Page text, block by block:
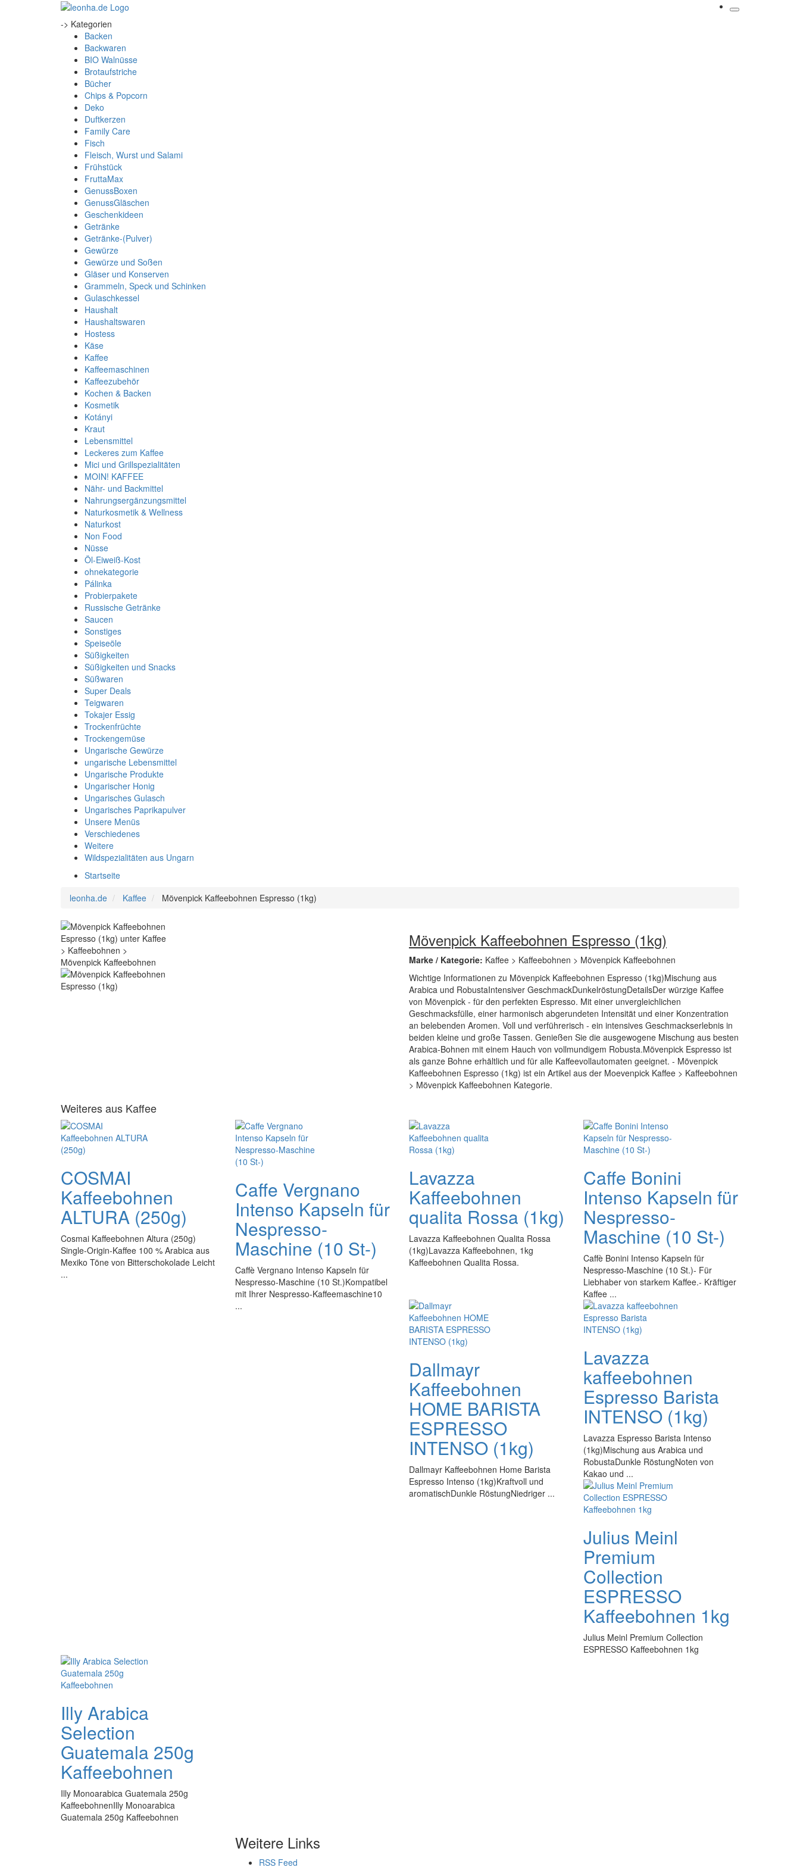
-> Kategorien
Backen
Backwaren
BIO Walnüsse
Brotaufstriche
Bücher
Chips & Popcorn
Deko
Duftkerzen
Family Care
Fisch
Fleisch, Wurst und Salami
Frühstück
FruttaMax
GenussBoxen
GenussGläschen
Geschenkideen
Getränke
Getränke-(Pulver)
Gewürze
Gewürze und Soßen
Gläser und Konserven
Grammeln, Speck und Schinken
Gulaschkessel
Haushalt
Haushaltswaren
Hostess
Käse
Kaffee
Kaffeemaschinen
Kaffeezubehör
Kochen & Backen
Kosmetik
Kotányi
Kraut
Lebensmittel
Leckeres zum Kaffee
Mici und Grillspezialitäten
MOIN! KAFFEE
Nähr- und Backmittel
Nahrungsergänzungsmittel
Naturkosmetik & Wellness
Naturkost
Non Food
Nüsse
Öl-Eiweiß-Kost
ohnekategorie
Pálinka
Probierpakete
Russische Getränke
Saucen
Sonstiges
Speiseöle
Süßigkeiten
Süßigkeiten und Snacks
Süßwaren
Super Deals
Teigwaren
Tokajer Essig
Trockenfrüchte
Trockengemüse
Ungarische Gewürze
ungarische Lebensmittel
Ungarische Produkte
Ungarischer Honig
Ungarisches Gulasch
Ungarisches Paprikapulver
Unsere Menüs
Verschiedenes
Weitere
Wildspezialitäten aus Ungarn
Startseite
leonha.de
Kaffee Mövenpick Kaffeebohnen Espresso (1kg)
Mövenpick Kaffeebohnen Espresso (1kg)
Marke / Kategorie: Kaffee > Kaffeebohnen > Mövenpick Kaffeebohnen
Wichtige Informationen zu Mövenpick Kaffeebohnen Espresso (1kg)Mischung aus
Arabica und RobustaIntensiver GeschmackDunkelröstungDetailsDer würzige Kaffee
von Mövenpick - für den perfekten Espresso. Mit einer unvergleichlichen
Geschmacksfülle, einer harmonisch abgerundeten Intensität und einer Konzentration
an belebenden Aromen. Voll und verführerisch - ein intensives Geschmackserlebnis in
beiden kleine und große Tassen. Genießen Sie die ausgewogene Mischung aus besten
Arabica-Bohnen mit einem Hauch von vollmundigem Robusta.Mövenpick Espresso ist
als ganze Bohne erhältlich und für alle Kaffeevollautomaten geeignet. - Mövenpick
Kaffeebohnen Espresso (1kg) ist ein Artikel aus der Moevenpick Kaffee > Kaffeebohnen
> Mövenpick Kaffeebohnen Kategorie.
Weiteres aus Kaffee
COSMAI
Kaffeebohnen
ALTURA (250g)
Cosmai Kaffeebohnen Altura (250g)
Single-Origin-Kaffee 100 % Arabica aus
Mexiko Töne von Bitterschokolade Leicht
...
Caffe Vergnano
Intenso Kapseln für
Nespresso-
Maschine (10 St-)
Caffè Vergnano Intenso Kapseln für
Nespresso-Maschine (10 St.)Kompatibel
mit Ihrer Nespresso-Kaffeemaschine10
...
Lavazza
Kaffeebohnen
qualita Rossa (1kg)
Lavazza Kaffeebohnen Qualita Rossa
(1kg)Lavazza Kaffeebohnen, 1kg
Kaffeebohnen Qualita Rossa.
Caffe Bonini
Intenso Kapseln für
Nespresso-
Maschine (10 St-)
Caffè Bonini Intenso Kapseln für
Nespresso-Maschine (10 St.)- Für
Liebhaber von starkem Kaffee.- Kräftiger
Kaffee ...
Dallmayr
Kaffeebohnen
HOME BARISTA
ESPRESSO
INTENSO (1kg)
Dallmayr Kaffeebohnen Home Barista
Espresso Intenso (1kg)Kraftvoll und
aromatischDunkle RöstungNiedriger ...
Lavazza
kaffeebohnen
Espresso Barista
INTENSO (1kg)
Lavazza Espresso Barista Intenso
(1kg)Mischung aus Arabica und
RobustaDunkle RöstungNoten von
Kakao und ...
Julius Meinl
Premium
Collection
ESPRESSO
Kaffeebohnen 1kg
Julius Meinl Premium Collection
ESPRESSO Kaffeebohnen 1kg
Illy Arabica
Selection
Guatemala 250g
Kaffeebohnen
Illy Monoarabica Guatemala 250g
KaffeebohnenIlly Monoarabica
Guatemala 250g Kaffeebohnen
Weitere Links
RSS Feed